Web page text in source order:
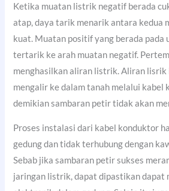
Ketika muatan listrik negatif berada
atap, daya tarik menarik antara kedua
kuat. Muatan positif yang berada pada
tertarik ke arah muatan negatif.
menghasilkan aliran listrik. Aliran lisrik
mengalir ke dalam tanah melalui kabel
demikian sambaran petir tidak akan
Proses instalasi dari kabel konduktor
gedung dan tidak terhubung dengan
Sebab jika sambaran petir sukses
jaringan listrik, dapat dipastikan dapat